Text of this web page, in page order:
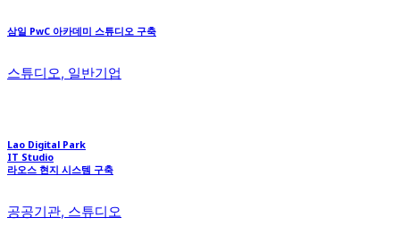
삼일 PwC 아카데미 스튜디오 구축
스튜디오, 일반기업
Lao Digital Park
IT Studio
라오스 현지 시스템 구축
공공기관, 스튜디오